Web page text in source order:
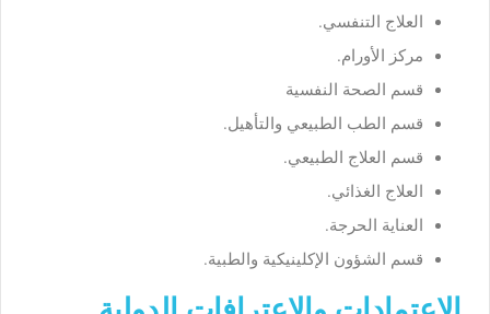
العلاج التنفسي.
مركز الأورام.
قسم الصحة النفسية
قسم الطب الطبيعي والتأهيل.
قسم العلاج الطبيعي.
العلاج الغذائي.
العناية الحرجة.
قسم الشؤون الإكلينيكية والطبية.